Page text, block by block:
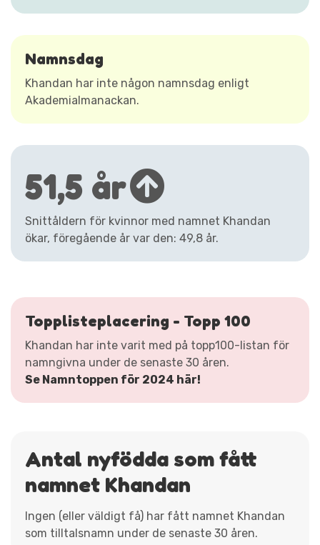
Namnsdag
Khandan har inte någon namnsdag enligt
Akademialmanackan.
51,5 år
Snittåldern för kvinnor med namnet Khandan
ökar, föregående år var den: 49,8 år.
Topplisteplacering - Topp 100
Khandan har inte varit med på topp100-listan för
namngivna under de senaste 30 åren.
Se Namntoppen för 2024 här!
Antal nyfödda som fått
namnet Khandan
Ingen (eller väldigt få) har fått namnet Khandan
som tilltalsnamn under de senaste 30 åren.